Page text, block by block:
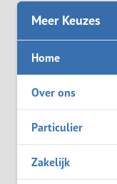
Meer Keuzes
Home
Over ons
Particulier
Zakelijk